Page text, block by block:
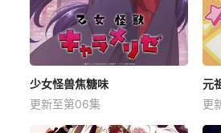
少女怪兽焦糖味
更新至第06集
元
更